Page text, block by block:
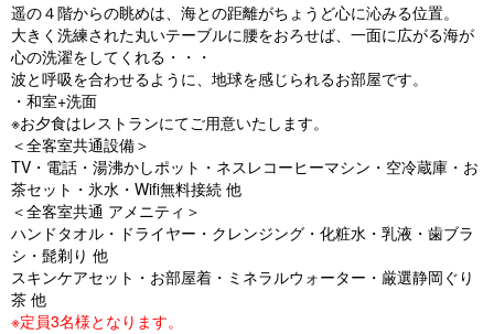
vi
o
u
s
xt
遥の４階からの眺めは、海との距離がちょうど心に沁みる位置。
大きく洗練された丸いテーブルに腰をおろせば、一面に広がる海が
心の洗濯をしてくれる・・・
波と呼吸を合わせるように、地球を感じられるお部屋です。
・和室+洗面
※お夕食はレストランにてご用意いたします。
＜全客室共通設備＞
TV・電話・湯沸かしポット・ネスレコーヒーマシン・空冷蔵庫・お
茶セット・氷水・Wifi無料接続 他
＜全客室共通 アメニティ＞
ハンドタオル・ドライヤー・クレンジング・化粧水・乳液・歯ブラ
シ・髭剃り 他
スキンケアセット・お部屋着・ミネラルウォーター・厳選静岡ぐり
茶 他
※定員3名様となります。